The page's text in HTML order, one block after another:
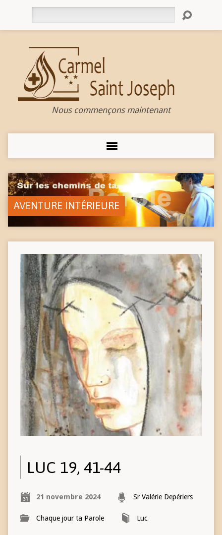
Nous commençons maintenant
AVENTURE INTÉRIEURE
LUC 19, 41-44
21 novembre 2024 Sr Valérie Depériers
Chaque jour ta Parole Luc